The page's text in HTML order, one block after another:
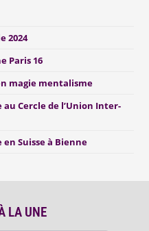
2024
Paris 16
magie mentalisme
Cercle de l’Union Inter-
Suisse à Bienne
LA UNE